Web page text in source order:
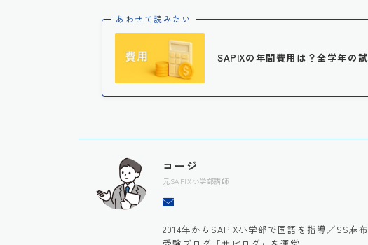
あわせて読みたい
SAPIXの年間費用は？全学年の
コージ
元SAPIX小学部講師
2014年からSAPIX小学部で国語を指導／SS麻